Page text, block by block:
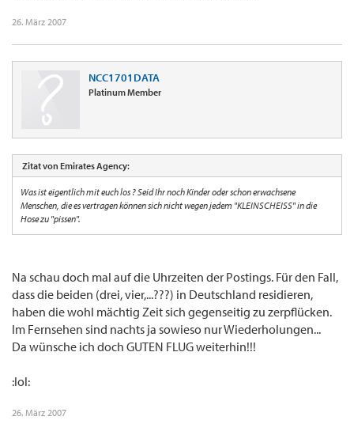
26. März 2007
NCC1701DATA
Platinum Member
Zitat von Emirates Agency:
Was ist eigentlich mit euch los ? Seid Ihr noch Kinder oder schon erwachsene
Menschen, die es vertragen können sich nicht wegen jedem "KLEINSCHEISS" in die
Hose zu "pissen".
Na schau doch mal auf die Uhrzeiten der Postings. Für den Fall,
dass die beiden (drei, vier,...???) in Deutschland residieren,
haben die wohl mächtig Zeit sich gegenseitig zu zerpflücken.
Im Fernsehen sind nachts ja sowieso nur Wiederholungen...
Da wünsche ich doch GUTEN FLUG weiterhin!!!
:lol:
26. März 2007